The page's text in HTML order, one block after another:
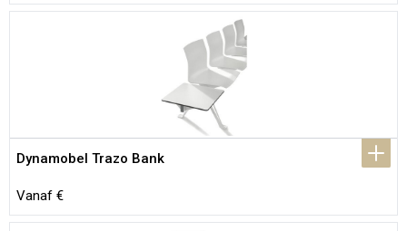
Dynamobel Trazo Bank
Vanaf €